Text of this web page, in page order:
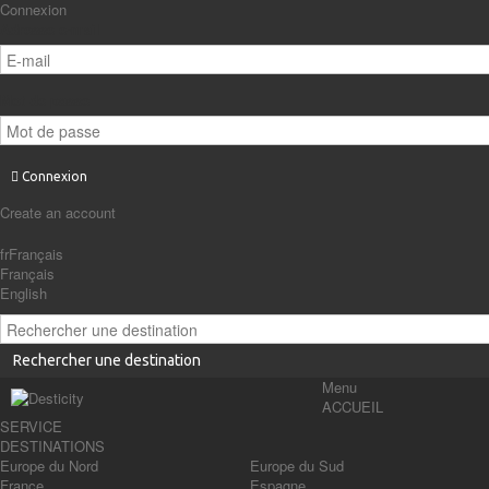
Connexion
Connexion
Create an account
frFrançais
Français
English
Rechercher une destination
Menu
ACCUEIL
SERVICE
DESTINATIONS
Europe du Nord
Europe du Sud